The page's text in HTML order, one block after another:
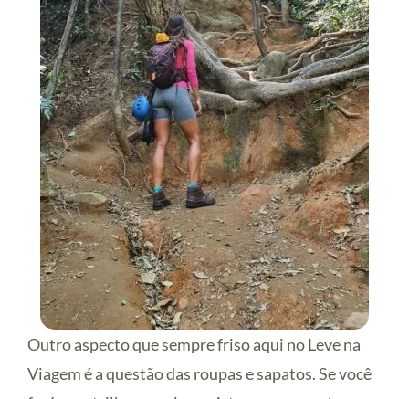
Outro aspecto que sempre friso aqui no Leve na
Viagem é a questão das roupas e sapatos. Se você